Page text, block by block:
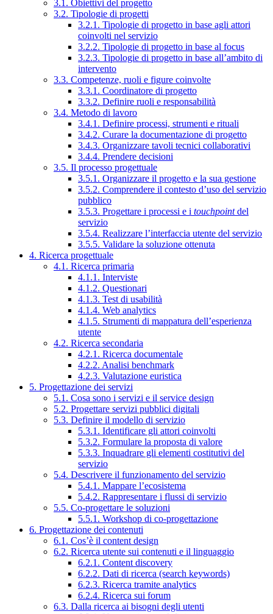
3.1. Obiettivi del progetto
3.2. Tipologie di progetti
3.2.1. Tipologie di progetto in base agli attori
coinvolti nel servizio
3.2.2. Tipologie di progetto in base al focus
3.2.3. Tipologie di progetto in base all’ambito di
intervento
3.3. Competenze, ruoli e figure coinvolte
3.3.1. Coordinatore di progetto
3.3.2. Definire ruoli e responsabilità
3.4. Metodo di lavoro
3.4.1. Definire processi, strumenti e rituali
3.4.2. Curare la documentazione di progetto
3.4.3. Organizzare tavoli tecnici collaborativi
3.4.4. Prendere decisioni
3.5. Il processo progettuale
3.5.1. Organizzare il progetto e la sua gestione
3.5.2. Comprendere il contesto d’uso del servizio
pubblico
3.5.3. Progettare i processi e i touchpointdel
servizio
3.5.4. Realizzare l’interfaccia utente del servizio
3.5.5. Validare la soluzione ottenuta
4. Ricerca progettuale
4.1. Ricerca primaria
4.1.1. Interviste
4.1.2. Questionari
4.1.3. Test di usabilità
4.1.4. Web analytics
4.1.5. Strumenti di mappatura dell’esperienza
utente
4.2. Ricerca secondaria
4.2.1. Ricerca documentale
4.2.2. Analisi benchmark
4.2.3. Valutazione euristica
5. Progettazione dei servizi
5.1. Cosa sono i servizi e il service design
5.2. Progettare servizi pubblici digitali
5.3. Definire il modello di servizio
5.3.1. Identificare gli attori coinvolti
5.3.2. Formulare la proposta di valore
5.3.3. Inquadrare gli elementi costitutivi del
servizio
5.4. Descrivere il funzionamento del servizio
5.4.1. Mappare l’ecosistema
5.4.2. Rappresentare i flussi di servizio
5.5. Co-progettare le soluzioni
5.5.1. Workshop di co-progettazione
6. Progettazione dei contenuti
6.1. Cos’è il content design
6.2. Ricerca utente sui contenuti e il linguaggio
6.2.1. Content discovery
6.2.2. Dati di ricerca (search keywords)
6.2.3. Ricerca tramite analytics
6.2.4. Ricerca sui forum
6.3. Dalla ricerca ai bisogni degli utenti